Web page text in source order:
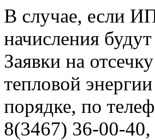
В случае, если
начисления
Заявки на
тепловой
порядке, по
8(3467) 36-00-